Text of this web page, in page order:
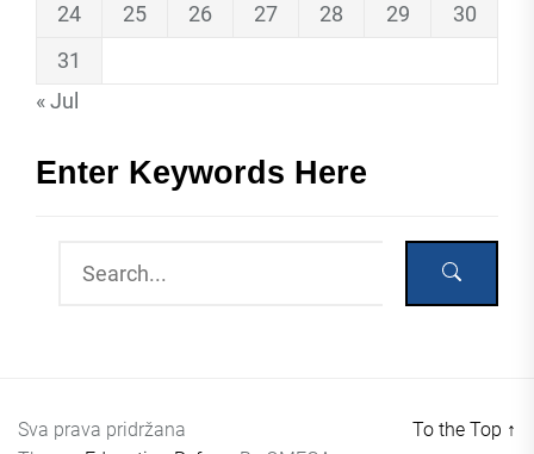
24
25 26 27 28 29
30
31
« Jul
Enter Keywords Here
Sva prava pridržana
To the Top ↑